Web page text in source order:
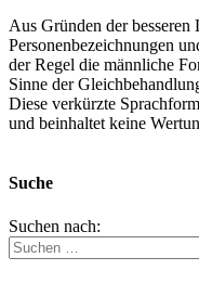
Aus Gründen der
Personenbezeichnungen
der Regel die männliche
Sinne der
Diese verkürzte
und beinhaltet keine
Suche
Suchen nach: